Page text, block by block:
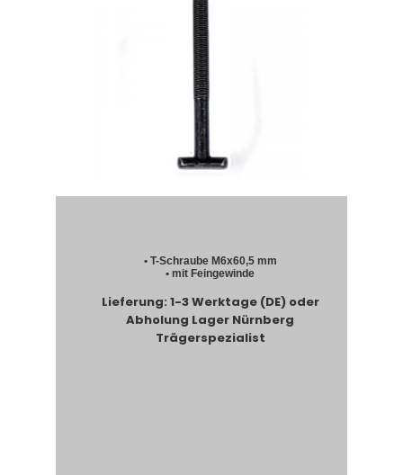
• T-Schraube M6x60,5 mm
• mit Feingewinde
Lieferung: 1-3 Werktage (DE) oder
Abholung Lager Nürnberg
Trägerspezialist